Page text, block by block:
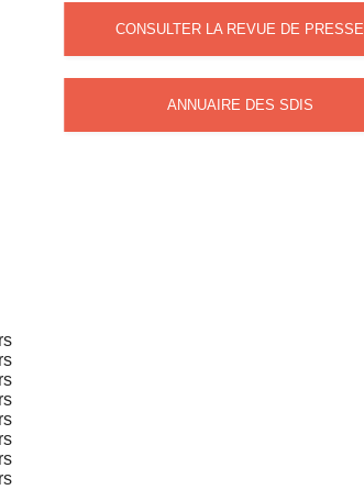
CONSULTER LA REVUE DE PRESSE
ANNUAIRE DES SDIS